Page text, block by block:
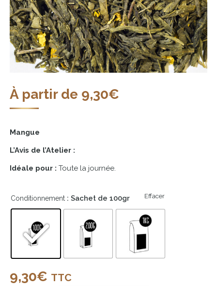
À partir de 9,30€
Mangue
L’Avis de l’Atelier :
Idéale pour : Toute la journée.
Conditionnement : Sachet de 100gr Effacer
9,30€ TTC